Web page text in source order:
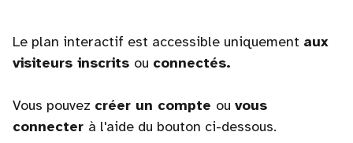
Le plan interactif est accessible uniquement aux
visiteurs inscrits ou connectés.
Vous pouvez créer un compte ou vous
connecter à l'aide du bouton ci-dessous.